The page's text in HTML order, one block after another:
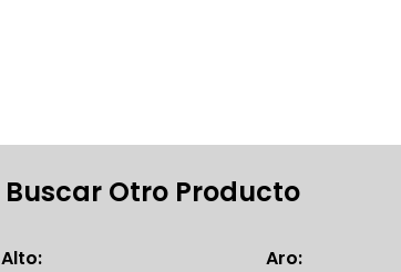
Buscar Otro Producto
Alto: Aro: